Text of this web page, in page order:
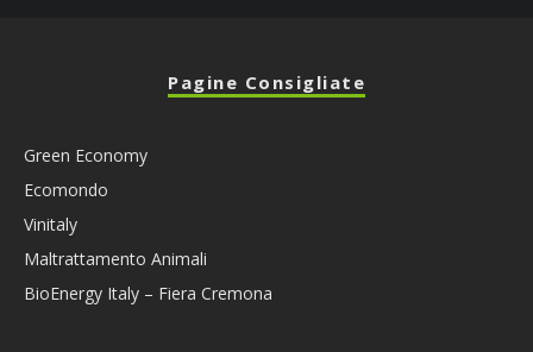
Pagine Consigliate
Green Economy
Ecomondo
Vinitaly
Maltrattamento Animali
BioEnergy Italy – Fiera Cremona